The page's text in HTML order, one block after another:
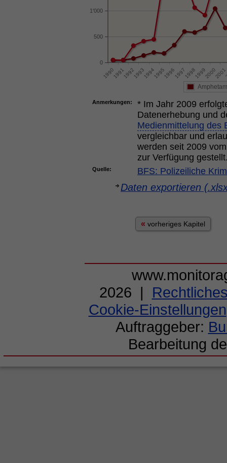
0
500
1'000
Anmerkungen:
* Im Jahr 2009
Datenerhebung und
Medienmittelung des
vergleichbar und
werden seit 2009
zur Verfügung
Quelle: BFS: Polizeiliche
Daten exportieren
« vorheriges Kapitel
2026 |
Cookie-Einstellungen
Auftraggeber:
Bearbeitung